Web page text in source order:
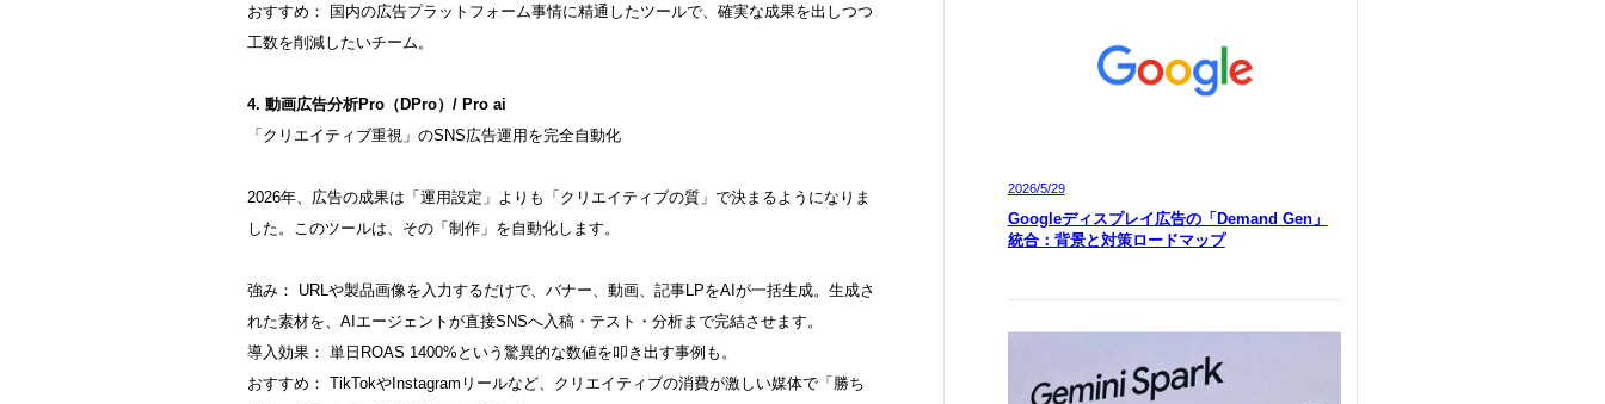
おすすめ： 国内の広告プラットフォーム事情に精通したツールで、確実な成果を出しつつ
工数を削減したいチーム。
4. 動画広告分析Pro（DPro）/ Pro ai
「クリエイティブ重視」のSNS広告運用を完全自動化
2026年、広告の成果は「運用設定」よりも「クリエイティブの質」で決まるようになりま
した。このツールは、その「制作」を自動化します。
強み： URLや製品画像を入力するだけで、バナー、動画、記事LPをAIが一括生成。生成さ
れた素材を、AIエージェントが直接SNSへ入稿・テスト・分析まで完結させます。
導入効果： 単日ROAS 1400%という驚異的な数値を叩き出す事例も。
おすすめ： TikTokやInstagramリールなど、クリエイティブの消費が激しい媒体で「勝ち
2026/5/29
Googleディスプレイ広告の「Demand Gen」
統合：背景と対策ロードマップ